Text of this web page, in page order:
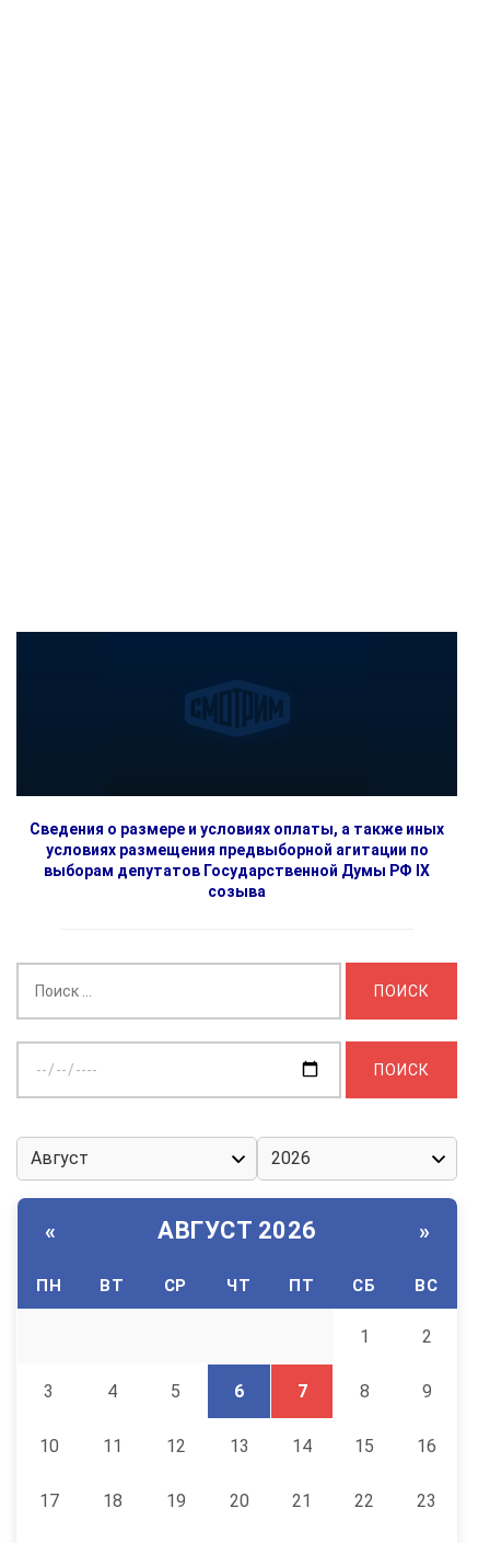
Сведения о размере и условиях оплаты, а также иных
условиях размещения предвыборной агитации по
выборам депутатов Государственной Думы РФ IX
созыва
дату:
« АВГУСТ 2026 »
ПН ВТ СР ЧТ ПТ СБ ВС
1 2
3 4 5 6 7 8 9
10 11 12 13 14 15 16
17 18 19 20 21 22 23